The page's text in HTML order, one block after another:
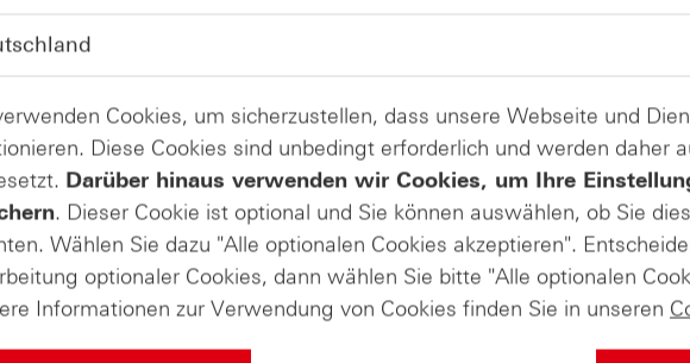
Cookies, um sicherzustellen, dass unsere Webseite und
Diese Cookies sind unbedingt erforderlich und werden daher
Darüber hinaus verwenden wir Cookies, um Ihre
. Dieser Cookie ist optional und Sie können auswählen, ob Sie
Wählen Sie dazu "Alle optionalen Cookies akzeptieren".
optionaler Cookies, dann wählen Sie bitte "Alle optionalen
Informationen zur Verwendung von Cookies finden Sie in unseren